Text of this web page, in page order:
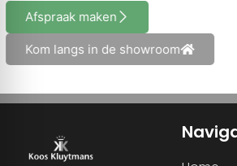
Afspraak maken
Kom langs in de showroom